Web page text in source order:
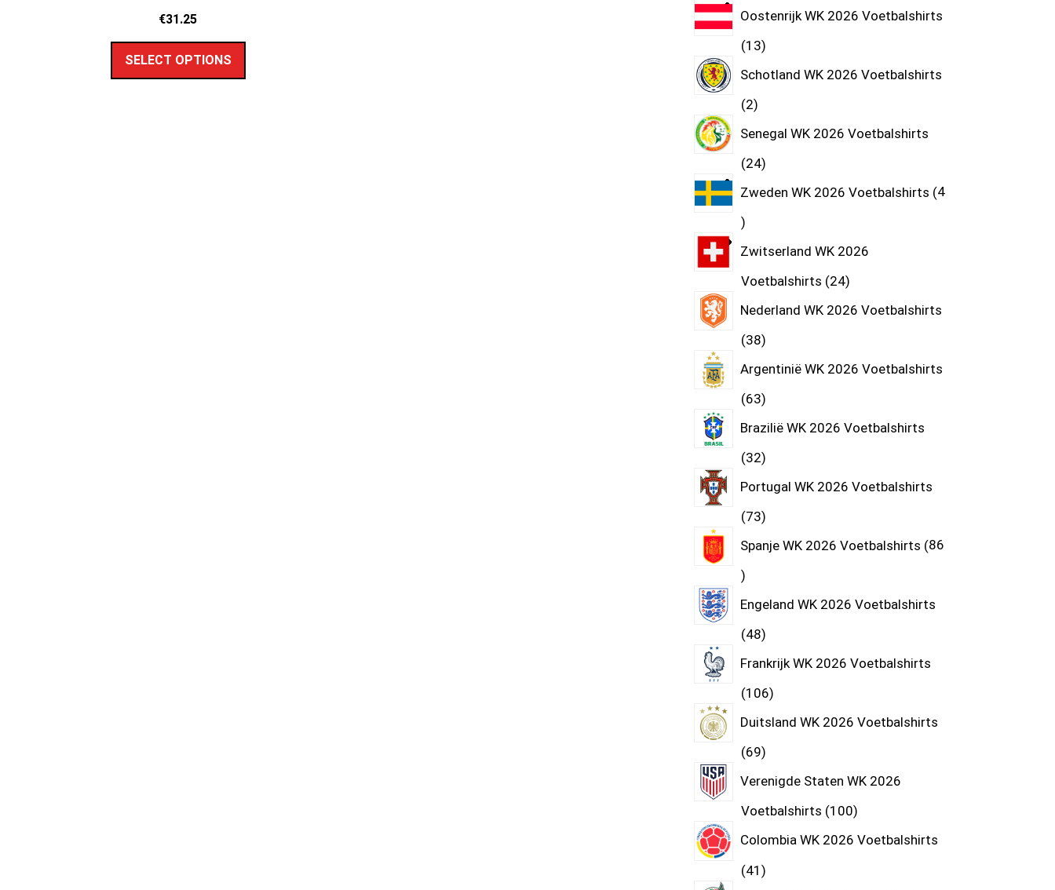
€31.25
SELECT OPTIONS
Oostenrijk WK 2026 Voetbalshirts
13
Schotland WK 2026 Voetbalshirts
2
Senegal WK 2026 Voetbalshirts
24
Zweden WK 2026 Voetbalshirts 4
Zwitserland WK 2026
Voetbalshirts 24
Nederland WK 2026 Voetbalshirts
38
Argentinië WK 2026 Voetbalshirts
63
Brazilië WK 2026 Voetbalshirts
32
Portugal WK 2026 Voetbalshirts
73
Spanje WK 2026 Voetbalshirts 86
Engeland WK 2026 Voetbalshirts
48
Frankrijk WK 2026 Voetbalshirts
106
Duitsland WK 2026 Voetbalshirts
69
Verenigde Staten WK 2026
Voetbalshirts 100
Colombia WK 2026 Voetbalshirts
41